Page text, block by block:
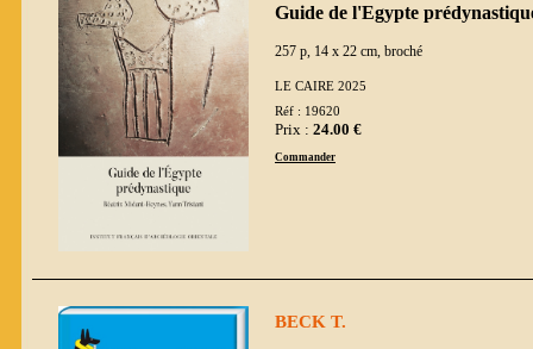
Guide de l'Egypte
257 p, 14 x 22 cm, broché
LE CAIRE 2025
Réf : 19620
Prix : 24.00 €
Commander
BECK T.